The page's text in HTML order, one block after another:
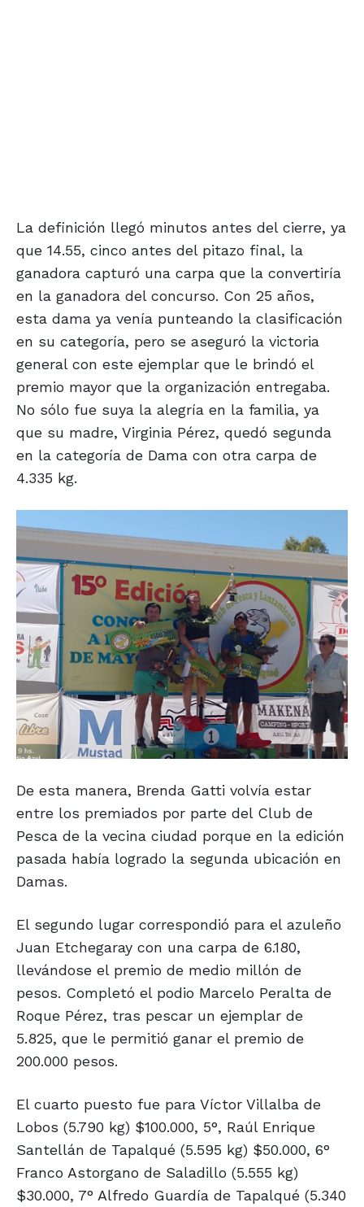
La definición llegó minutos antes del cierre, ya
que 14.55, cinco antes del pitazo final, la
ganadora capturó una carpa que la convertiría
en la ganadora del concurso. Con 25 años,
esta dama ya venía punteando la clasificación
en su categoría, pero se aseguró la victoria
general con este ejemplar que le brindó el
premio mayor que la organización entregaba.
No sólo fue suya la alegría en la familia, ya
que su madre, Virginia Pérez, quedó segunda
en la categoría de Dama con otra carpa de
4.335 kg.
De esta manera, Brenda Gatti volvía estar
entre los premiados por parte del Club de
Pesca de la vecina ciudad porque en la edición
pasada había logrado la segunda ubicación en
Damas.
El segundo lugar correspondió para el azuleño
Juan Etchegaray con una carpa de 6.180,
llevándose el premio de medio millón de
pesos. Completó el podio Marcelo Peralta de
Roque Pérez, tras pescar un ejemplar de
5.825, que le permitió ganar el premio de
200.000 pesos.
El cuarto puesto fue para Víctor Villalba de
Lobos (5.790 kg) $100.000, 5°, Raúl Enrique
Santellán de Tapalqué (5.595 kg) $50.000, 6°
Franco Astorgano de Saladillo (5.555 kg)
$30.000, 7° Alfredo Guardía de Tapalqué (5.340